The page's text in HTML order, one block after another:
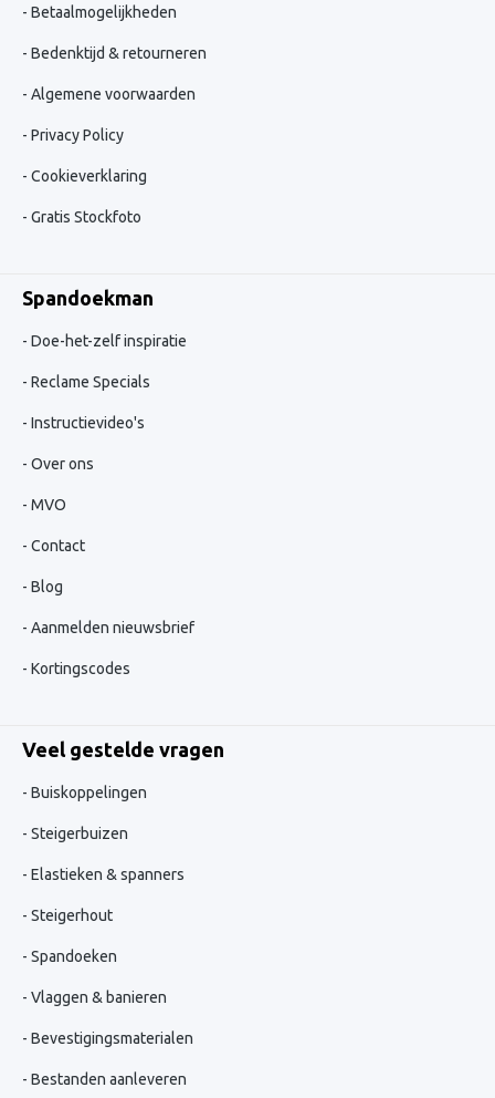
Betaalmogelijkheden
Bedenktijd & retourneren
Algemene voorwaarden
Privacy Policy
Cookieverklaring
Gratis Stockfoto
Spandoekman
Doe-het-zelf inspiratie
Reclame Specials
Instructievideo's
Over ons
MVO
Contact
Blog
Aanmelden nieuwsbrief
Kortingscodes
Veel gestelde vragen
Buiskoppelingen
Steigerbuizen
Elastieken & spanners
Steigerhout
Spandoeken
Vlaggen & banieren
Bevestigingsmaterialen
Bestanden aanleveren